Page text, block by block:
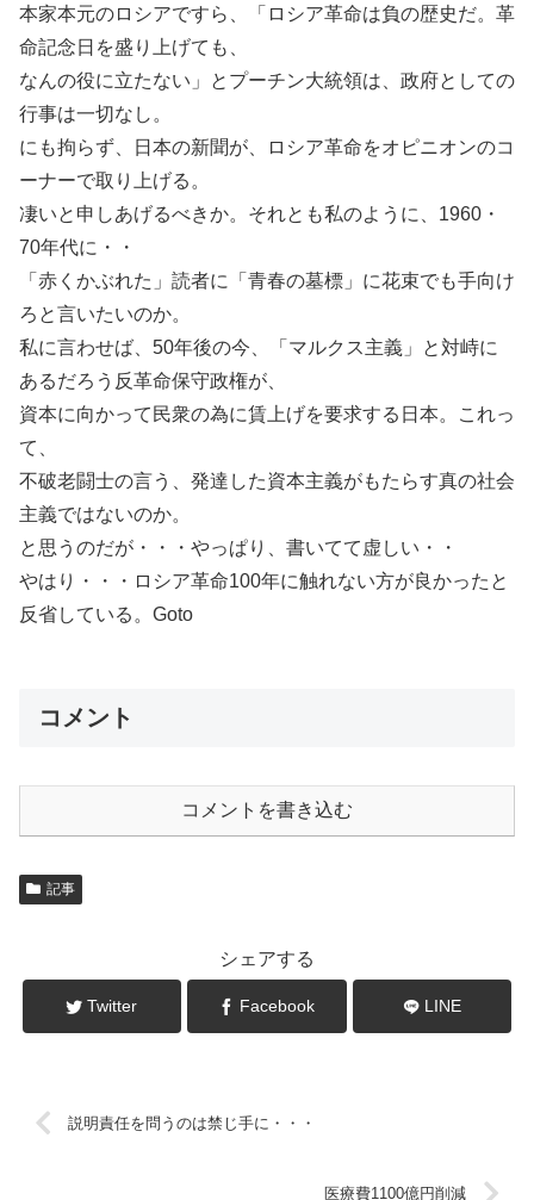
本家本元のロシアですら、「ロシア革命は負の歴史だ。革
命記念日を盛り上げても、
なんの役に立たない」とプーチン大統領は、政府としての
行事は一切なし。
にも拘らず、日本の新聞が、ロシア革命をオピニオンのコ
ーナーで取り上げる。
凄いと申しあげるべきか。それとも私のように、1960・
70年代に・・
「赤くかぶれた」読者に「青春の墓標」に花束でも手向け
ろと言いたいのか。
私に言わせば、50年後の今、「マルクス主義」と対峙に
あるだろう反革命保守政権が、
資本に向かって民衆の為に賃上げを要求する日本。これっ
て、
不破老闘士の言う、発達した資本主義がもたらす真の社会
主義ではないのか。
と思うのだが・・・やっぱり、書いてて虚しい・・
やはり・・・ロシア革命100年に触れない方が良かったと
反省している。Goto
コメント
コメントを書き込む
記事
シェアする
Twitter Facebook LINE
説明責任を問うのは禁じ手に・・・
医療費1100億円削減